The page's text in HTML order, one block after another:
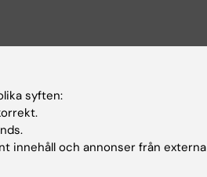
skleros (MS),
syften:
innehåll och annonser från externa